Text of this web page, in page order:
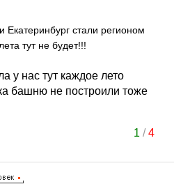
стали регионом
тут не будет!!!
у нас тут каждое лето
башню не построили тоже
1 /4